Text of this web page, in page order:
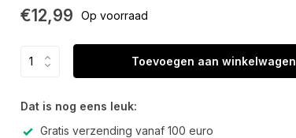
€12,99 Op voorraad
Toevoegen aan winkelwagen
Dat is nog eens leuk:
Gratis verzending vanaf 100 euro